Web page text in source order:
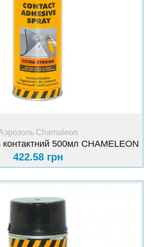
+ Купить
Chamaleon
500мл CHAMELEON
422.58 грн